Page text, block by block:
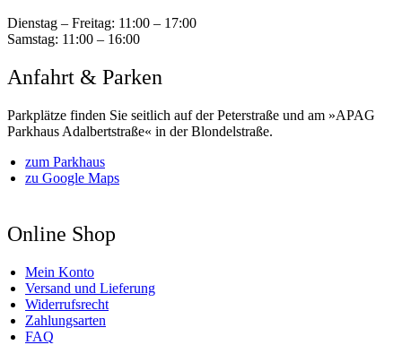
Dienstag – Freitag: 11:00 – 17:00
Samstag: 11:00 – 16:00
Anfahrt & Parken
Parkplätze finden Sie seitlich auf der Peterstraße und am »APAG
Parkhaus Adalbertstraße« in der Blondelstraße.
zum Parkhaus
zu Google Maps
Online Shop
Mein Konto
Versand und Lieferung
Widerrufsrecht
Zahlungsarten
FAQ